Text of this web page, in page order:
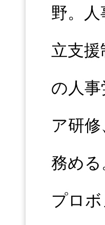
野。
立支
の人
ア研
務め
プロ